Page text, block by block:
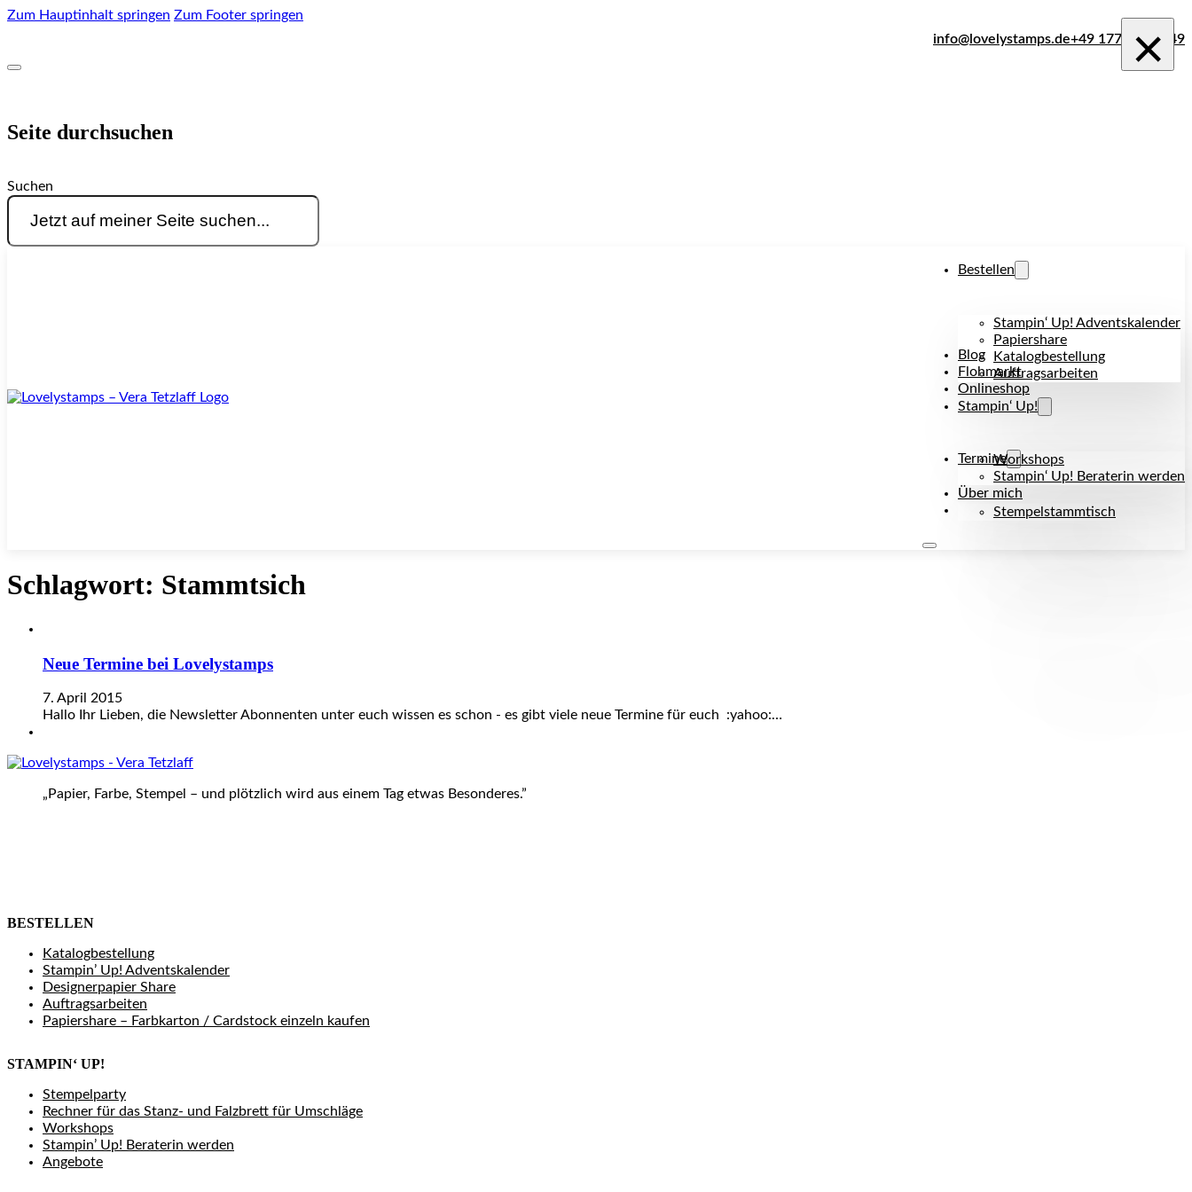
Zum Hauptinhalt springen Zum Footer springen
info@lovelystamps.de+49 177 242 1849
Seite durchsuchen
Suchen
×
Bestellen
Stampin‘ Up! Adventskalender
Papiershare
Katalogbestellung
Auftragsarbeiten
Blog
Flohmarkt
Onlineshop
Stampin‘ Up!
Workshops
Stampin‘ Up! Beraterin werden
Termine
Stempelstammtisch
Über mich
Kontakt
Schlagwort: Stammtsich
Neue Termine bei Lovelystamps
7. April 2015
Hallo Ihr Lieben, die Newsletter Abonnenten unter euch wissen es schon - es gibt viele neue Termine für euch :yahoo:…
„Papier, Farbe, Stempel – und plötzlich wird aus einem Tag etwas Besonderes.”
BESTELLEN
Katalogbestellung
Stampin’ Up! Adventskalender
Designerpapier Share
Auftragsarbeiten
Papiershare – Farbkarton / Cardstock einzeln kaufen
STAMPIN‘ UP!
Stempelparty
Rechner für das Stanz- und Falzbrett für Umschläge
Workshops
Stampin’ Up! Beraterin werden
Angebote